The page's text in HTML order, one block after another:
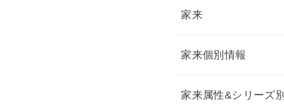
家来
家来個別情報
家来属性&シリーズ別